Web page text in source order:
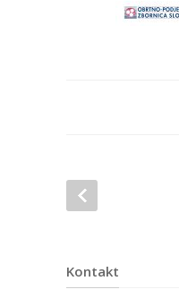
Kontakt